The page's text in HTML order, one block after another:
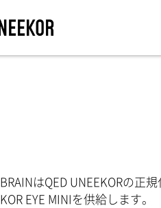
BRAINはQED UNEEKORの正
KOR EYE MINIを供給します。